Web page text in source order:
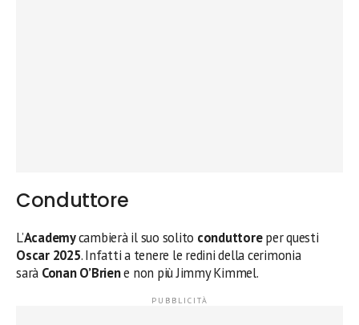
Conduttore
L’Academycambierà il suo solito conduttoreper questi
Oscar 2025. Infatti a tenere le redini della cerimonia
sarà Conan O’Briene non più Jimmy Kimmel.